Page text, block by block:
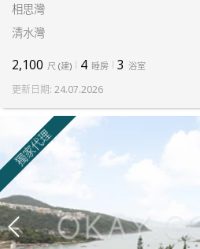
相思灣
清水灣
2,100 尺 (建) 4 睡房 3 浴室
更新日期: 24.07.2026
獨家代理